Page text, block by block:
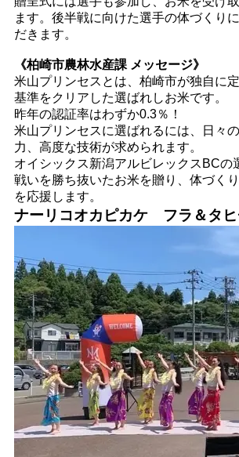
ます。後半戦に向けた選手の体づくり
だきます。
《柏崎市農林水産課 メッセージ》
米山プリンセスとは、柏崎市が独自に
基準をクリアした選ばれしお米です。
昨年の認証率はわずか0.3％！
米山プリンセスに選ばれるには、日々
力、高度な技術が求められます。
オイシックス新潟アルビレックスBCの
戦いを勝ち抜いたお米を贈り、体づく
を応援します。
ナーリコオカピカケ フラ＆タヒ